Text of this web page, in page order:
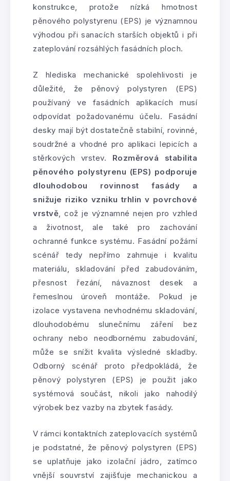
konstrukce, protože nízká hmotnost
pěnového polystyrenu (EPS) je významnou
výhodou při sanacích starších objektů i při
zateplování rozsáhlých fasádních ploch.
Z hlediska mechanické spolehlivosti je
důležité, že pěnový polystyren (EPS)
používaný ve fasádních aplikacích musí
odpovídat požadovanému účelu. Fasádní
desky mají být dostatečně stabilní, rovinné,
soudržné a vhodné pro aplikaci lepicích a
stěrkových vrstev. Rozměrová stabilita
pěnového polystyrenu (EPS) podporuje
dlouhodobou rovinnost fasády a
snižuje riziko vzniku trhlin v povrchové
vrstvě, což je významné nejen pro vzhled
a životnost, ale také pro zachování
ochranné funkce systému. Fasádní požární
scénář tedy nepřímo zahrnuje i kvalitu
materiálu, skladování před zabudováním,
přesnost řezání, návaznost desek a
řemeslnou úroveň montáže. Pokud je
izolace vystavena nevhodnému skladování,
dlouhodobému slunečnímu záření bez
ochrany nebo neodbornému zabudování,
může se snížit kvalita výsledné skladby.
Odborný scénář proto předpokládá, že
pěnový polystyren (EPS) je použit jako
systémová součást, nikoli jako nahodilý
výrobek bez vazby na zbytek fasády.
V rámci kontaktních zateplovacích systémů
je podstatné, že pěnový polystyren (EPS)
se uplatňuje jako izolační jádro, zatímco
vnější souvrství zajišťuje mechanickou a